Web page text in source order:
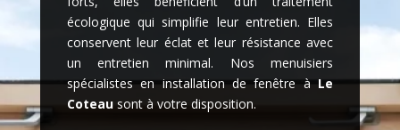
écologique qui simplifie leur entretien. Elles
conservent leur éclat et leur résistance avec
un entretien minimal. Nos menuisiers
spécialistes en installation de fenêtre àLe
Coteausont à votre disposition.